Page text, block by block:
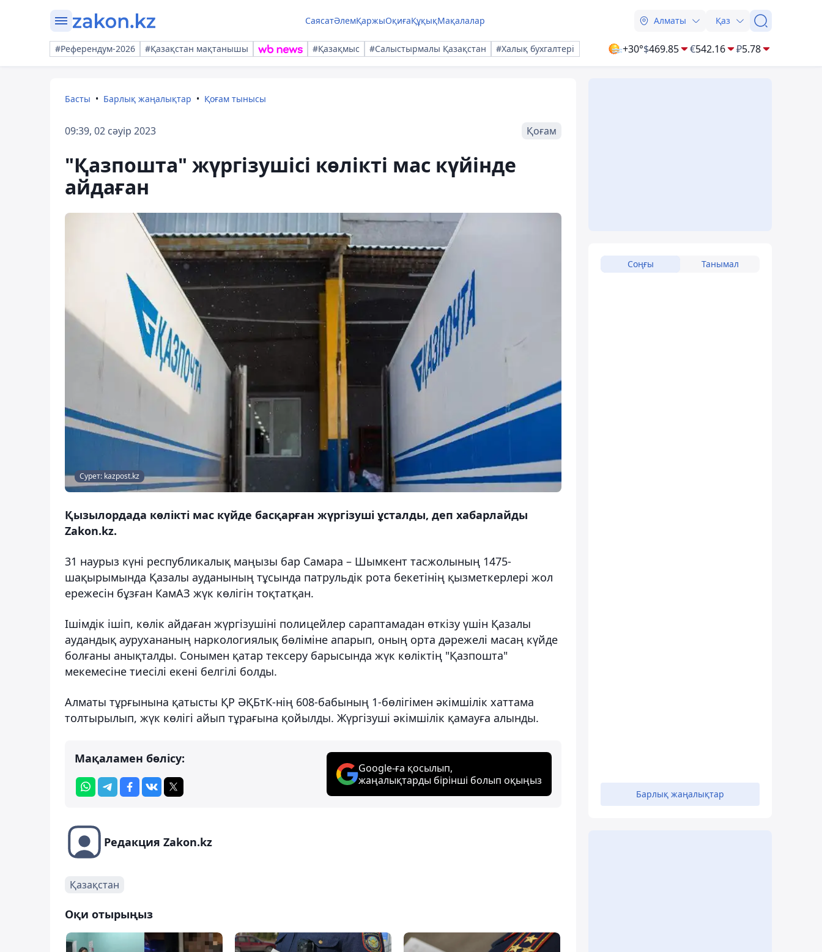
СаясатӘлемҚаржыОқиғаҚұқықМақалалар Алматы Қаз
#Референдум-2026 #Қазақстан мақтанышы #Қазақмыс #Салыстырмалы Қазақстан #Халық бухгалтері +30°$469.85 €542.16 ₽5.78
Басты Барлық жаңалықтар Қоғам тынысы
09:39, 02 сәуір 2023 Қоғам
"Қазпошта" жүргізушісі көлікті мас күйінде
айдаған
Cурет: kazpost.kz
Қызылордада көлікті мас күйде басқарған жүргізуші ұсталды, деп хабарлайды
Zakon.kz.
31 наурыз күні республикалық маңызы бар Самара – Шымкент тасжолының 1475-
шақырымында Қазалы ауданының тұсында патрульдік рота бекетінің қызметкерлері жол
ережесін бұзған КамАЗ жүк көлігін тоқтатқан.
Ішімдік ішіп, көлік айдаған жүргізушіні полицейлер сараптамадан өткізу үшін Қазалы
аудандық аурухананың наркологиялық бөліміне апарып, оның орта дәрежелі масаң күйде
болғаны анықталды. Сонымен қатар тексеру барысында жүк көліктің "Қазпошта"
мекемесіне тиесілі екені белгілі болды.
Алматы тұрғынына қатысты ҚР ӘҚБтК-нің 608-бабының 1-бөлігімен әкімшілік хаттама
толтырылып, жүк көлігі айып тұрағына қойылды. Жүргізуші әкімшілік қамауға алынды.
Мақаламен бөлісу:
Google-ға қосылып,
жаңалықтарды бірінші болып оқыңыз
Редакция Zakon.kz
Қазақстан
Оқи отырыңыз
Соңғы Танымал
Барлық жаңалықтар